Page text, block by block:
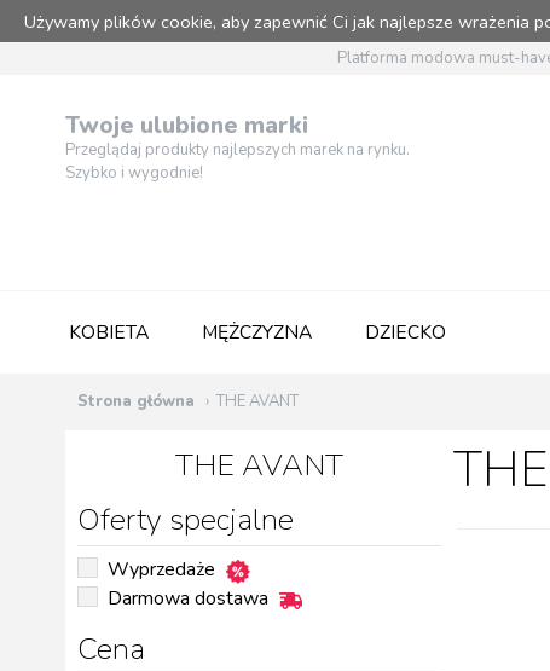
Używamy plików cookie, aby zapewnić Ci jak najlepsze wrażenia
Platforma modowa must-
Twoje ulubione marki
Przeglądaj produkty najlepszych marek na rynku.
Szybko i wygodnie!
KOBIETA MĘŻCZYZNA DZIECKO
Strona główna THE AVANT
THE AVANT
Oferty specjalne
Wyprzedaże
Darmowa dostawa
Cena